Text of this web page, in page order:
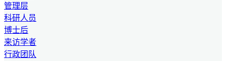
管理层
科研人员
博士后
来访学者
行政团队